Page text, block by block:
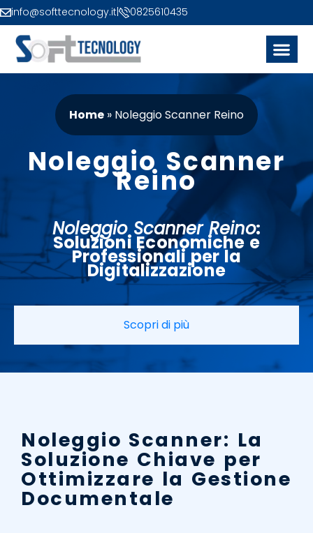
info@softtecnology.it 0825610435
Home » Noleggio Scanner Reino
Noleggio Scanner
Reino
Noleggio Scanner Reino:
Soluzioni Economiche e
Professionali per la
Digitalizzazione
Scopri di più
Noleggio Scanner: La
Soluzione Chiave per
Ottimizzare la Gestione
Documentale